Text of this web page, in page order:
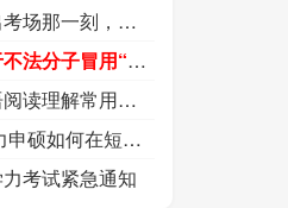
，心里终于踏实了！
子冒用“新阳光”的声明
解常用词汇（13）
在短时间过及格线?
考试紧急通知